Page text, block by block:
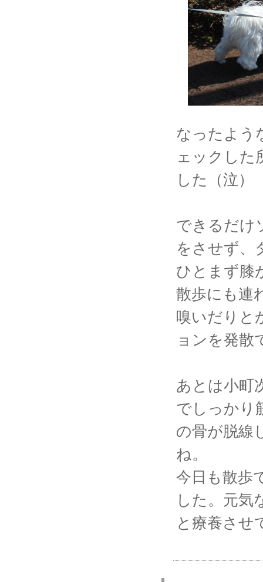
なったよう
ェックした
した（泣）
できるだけ
をさせず、
ひとまず膝
散歩にも連
嗅いだりと
ョンを発散
あとは小町
でしっかり
の骨が脱線
ね。
今日も散歩
した。元気
と療養させ